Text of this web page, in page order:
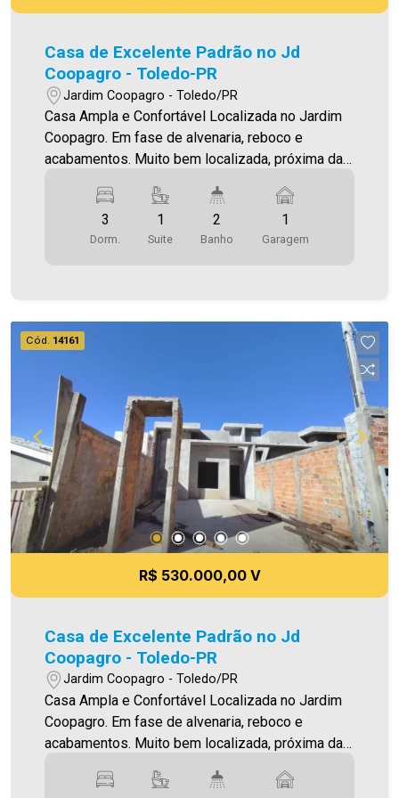
Casa de Excelente Padrão no Jd
Coopagro - Toledo-PR
Jardim Coopagro - Toledo/PR
Casa Ampla e Confortável Localizada no Jardim
Coopagro. Em fase de alvenaria, reboco e
acabamentos. Muito bem localizada, próxima da
Sala de estar (com lustre) - Sala de jantar -
Cozinha (integrada com as salas de estar/jantar)
- 01 suíte - 02 quartos - 02 Banheiros (social e
(sendo descoberta) - Piso porcelanato -
Iluminação em Led Área construída 81,00m² Área
de terreno 144,00m² Aproveite essa
oportunidade! A hora de encontrar o seu novo lar
é agora! Imobiliária Ativa, sinta-se em casa! As
informações aqui prestadas são verdadeiras,
todavia, reservamo-nos o direito de corrigir
qualquer erro de digitação e ou ortografia, bem
como alteração dos preços e imagens. Fotos
meramente ilustrativas
3
Dorm.
1
Suite
2
Banho
1
Garagem
Cód. 14161
R$ 530.000,00 V
Casa de Excelente Padrão no Jd
Coopagro - Toledo-PR
Jardim Coopagro - Toledo/PR
Casa Ampla e Confortável Localizada no Jardim
Coopagro. Em fase de alvenaria, reboco e
acabamentos. Muito bem localizada, próxima da
Sala de estar (com lustre) - Sala de jantar -